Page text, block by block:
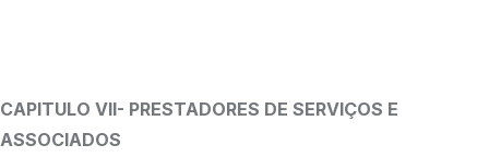
CAPITULO VII- PRESTADORES DE SERVIÇOS E
ASSOCIADOS